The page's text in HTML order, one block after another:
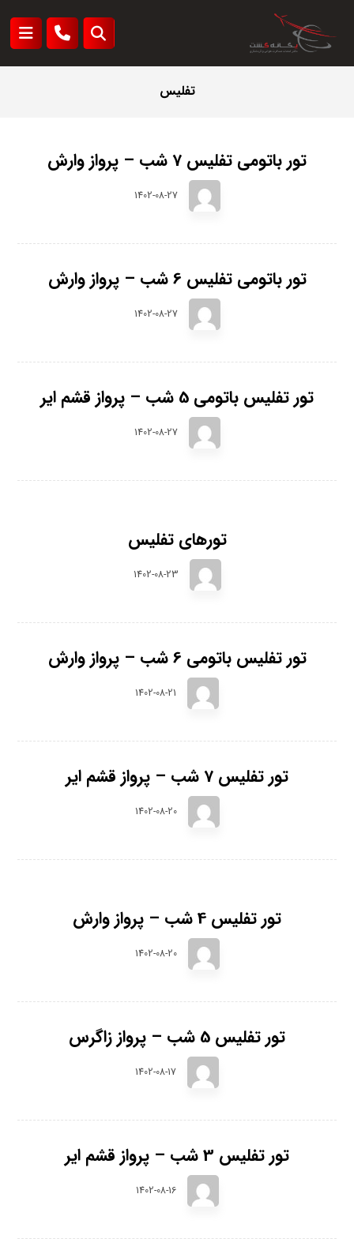
تفلیس
تور باتومی تفلیس 7 شب – پرواز وارش
1402-08-27
تور باتومی تفلیس 6 شب – پرواز وارش
1402-08-27
تور تفلیس باتومی 5 شب – پرواز قشم ایر
1402-08-27
تورهای تفلیس
1402-08-23
تور تفلیس باتومی 6 شب – پرواز وارش
1402-08-21
تور تفلیس 7 شب – پرواز قشم ایر
1402-08-20
تور تفلیس 4 شب – پرواز وارش
1402-08-20
تور تفلیس 5 شب – پرواز زاگرس
1402-08-17
تور تفلیس 3 شب – پرواز قشم ایر
1402-08-16